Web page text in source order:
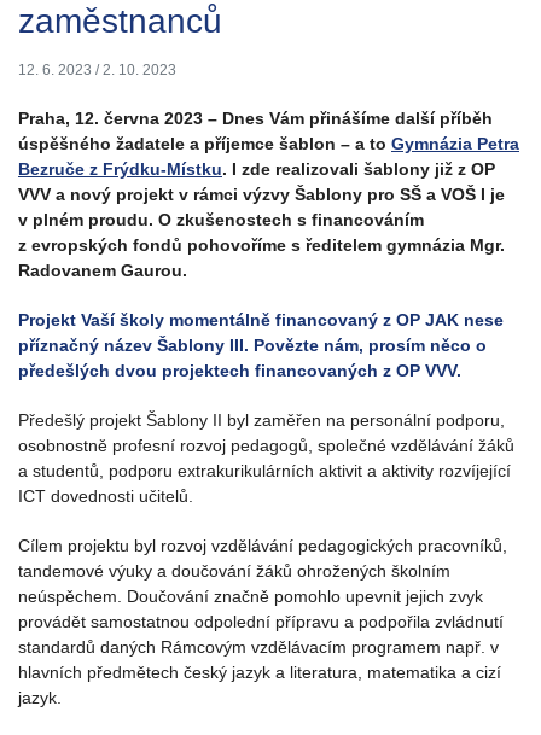
zaměstnanců
12. 6. 2023 / 2. 10. 2023
Praha, 12. června 2023 – Dnes Vám přinášíme další příběh
úspěšného žadatele a příjemce šablon – a to Gymnázia Petra
Bezruče z Frýdku-Místku. I zde realizovali šablony již z OP
VVV a nový projekt v rámci výzvy Šablony pro SŠ a VOŠ I je
v plném proudu. O zkušenostech s financováním
z evropských fondů pohovoříme s ředitelem gymnázia Mgr.
Radovanem Gaurou.
Projekt Vaší školy momentálně financovaný z OP JAK nese
příznačný název Šablony III. Povězte nám, prosím něco o
předešlých dvou projektech financovaných z OP VVV.
Předešlý projekt Šablony II byl zaměřen na personální podporu,
osobnostně profesní rozvoj pedagogů, společné vzdělávání žáků
a studentů, podporu extrakurikulárních aktivit a aktivity rozvíjející
ICT dovednosti učitelů.
Cílem projektu byl rozvoj vzdělávání pedagogických pracovníků,
tandemové výuky a doučování žáků ohrožených školním
neúspěchem. Doučování značně pomohlo upevnit jejich zvyk
provádět samostatnou odpolední přípravu a podpořila zvládnutí
standardů daných Rámcovým vzdělávacím programem např. v
hlavních předmětech český jazyk a literatura, matematika a cizí
jazyk.